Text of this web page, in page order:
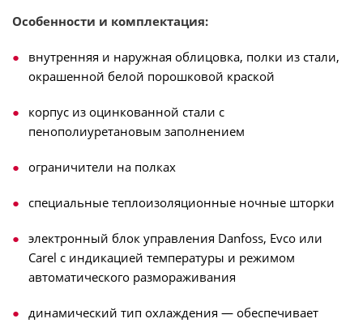
Особенности и комплектация:
внутренняя и наружная облицовка, полки из стали,
окрашенной белой порошковой краской
корпус из оцинкованной стали с
пенополиуретановым заполнением
ограничители на полках
специальные теплоизоляционные ночные шторки
электронный блок управления Danfoss, Evco или
Carel с индикацией температуры и режимом
автоматического размораживания
динамический тип охлаждения — обеспечивает